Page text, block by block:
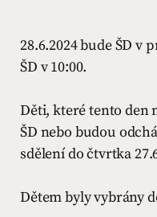
28.6.2024 bude ŠD v
ŠD v 10:00.
Děti, které tento den
ŠD nebo budou
sdělení do čtvrtka
Dětem byly vybrány